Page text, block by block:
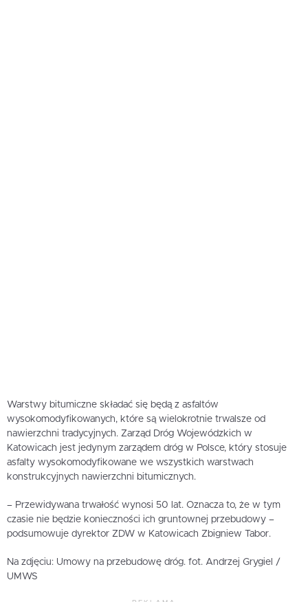
Warstwy bitumiczne składać się będą z asfaltów
wysokomodyfikowanych, które są wielokrotnie trwalsze od
nawierzchni tradycyjnych. Zarząd Dróg Wojewódzkich w
Katowicach jest jedynym zarządem dróg w Polsce, który stosuje
asfalty wysokomodyfikowane we wszystkich warstwach
konstrukcyjnych nawierzchni bitumicznych.
– Przewidywana trwałość wynosi 50 lat. Oznacza to, że w tym
czasie nie będzie konieczności ich gruntownej przebudowy –
podsumowuje dyrektor ZDW w Katowicach Zbigniew Tabor.
Na zdjęciu: Umowy na przebudowę dróg. fot. Andrzej Grygiel /
UMWS